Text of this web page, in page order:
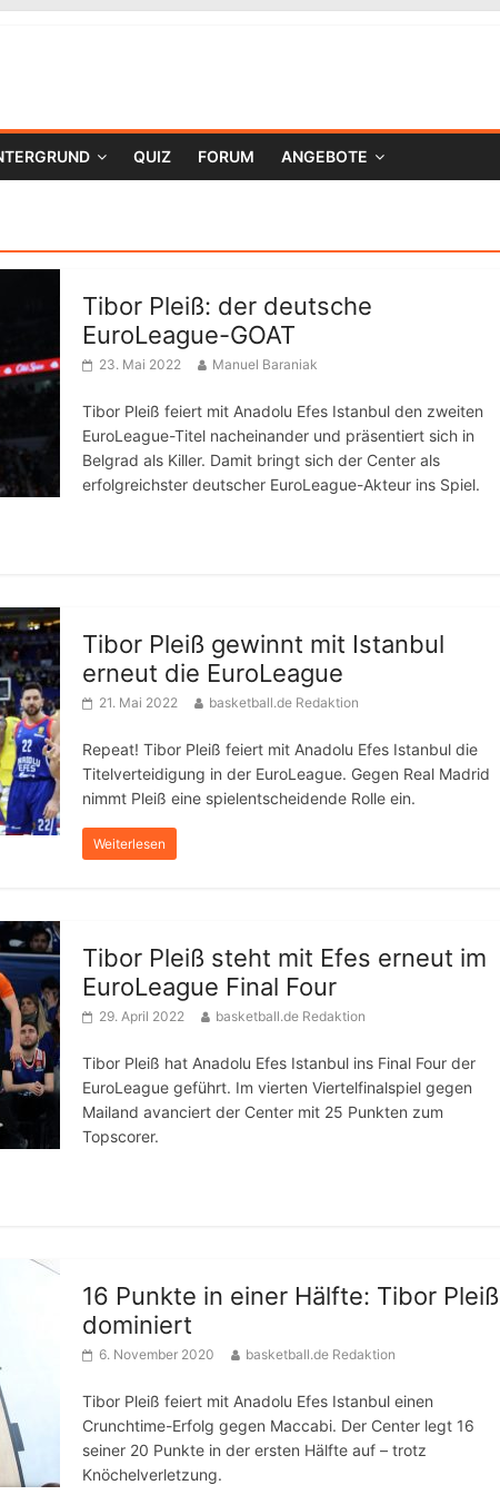
QUIZ FORUM ANGEBOTE
Tibor Pleiß: der deutsche
EuroLeague-GOAT
23. Mai 2022 Manuel Baraniak
Tibor Pleiß feiert mit Anadolu Efes Istanbul den zweiten
EuroLeague-Titel nacheinander und präsentiert sich in
Belgrad als Killer. Damit bringt sich der Center als
erfolgreichster deutscher EuroLeague-Akteur ins Spiel.
Tibor Pleiß gewinnt mit Istanbul
erneut die EuroLeague
21. Mai 2022 basketball.de Redaktion
Repeat! Tibor Pleiß feiert mit Anadolu Efes Istanbul die
Titelverteidigung in der EuroLeague. Gegen Real Madrid
nimmt Pleiß eine spielentscheidende Rolle ein.
Weiterlesen
Tibor Pleiß steht mit Efes erneut im
EuroLeague Final Four
29. April 2022 basketball.de Redaktion
Tibor Pleiß hat Anadolu Efes Istanbul ins Final Four der
EuroLeague geführt. Im vierten Viertelfinalspiel gegen
Mailand avanciert der Center mit 25 Punkten zum
Topscorer.
16 Punkte in einer Hälfte: Tibor Pleiß
dominiert
6. November 2020 basketball.de Redaktion
Tibor Pleiß feiert mit Anadolu Efes Istanbul einen
Crunchtime-Erfolg gegen Maccabi. Der Center legt 16
seiner 20 Punkte in der ersten Hälfte auf – trotz
Knöchelverletzung.